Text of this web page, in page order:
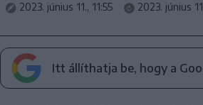
2023. június 11., 11:55 2023. június
Itt állíthatja be, hogy a